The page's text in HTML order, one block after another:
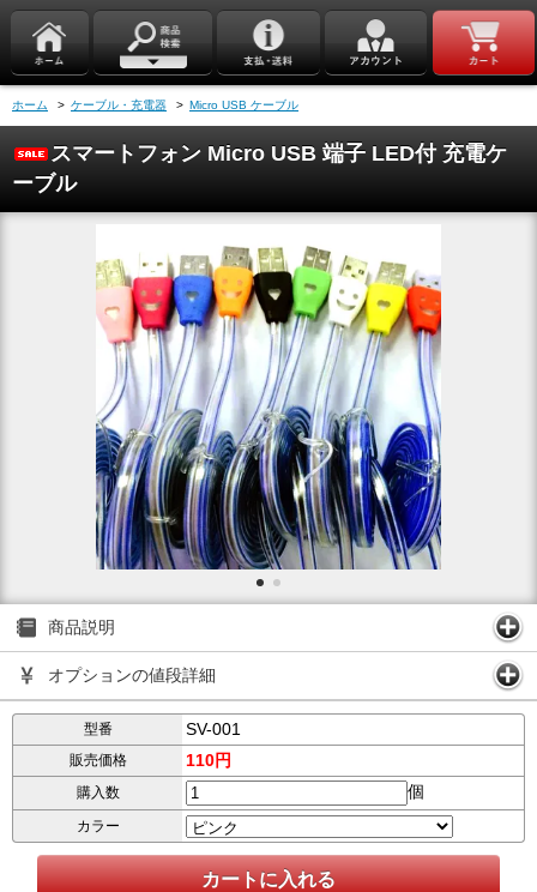
ホーム > ケーブル・充電器 > Micro USB ケーブル
スマートフォン Micro USB 端子 LED付 充電ケ
ーブル
商品説明
オプションの値段詳細
型番 SV-001
販売価格 110円
購入数 個
カラー